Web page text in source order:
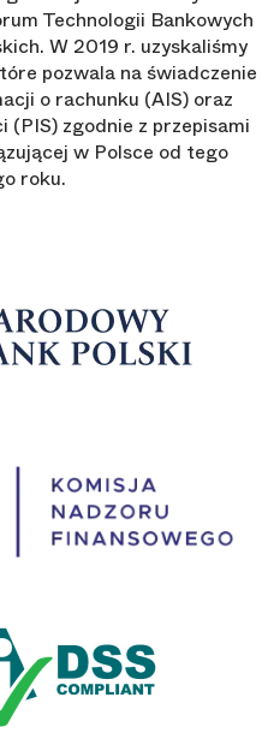
Technologii Bankowych
W 2019 r. uzyskaliśmy
pozwala na świadczenie
o rachunku (AIS) oraz
(PIS) zgodnie z przepisami
w Polsce od tego
roku.